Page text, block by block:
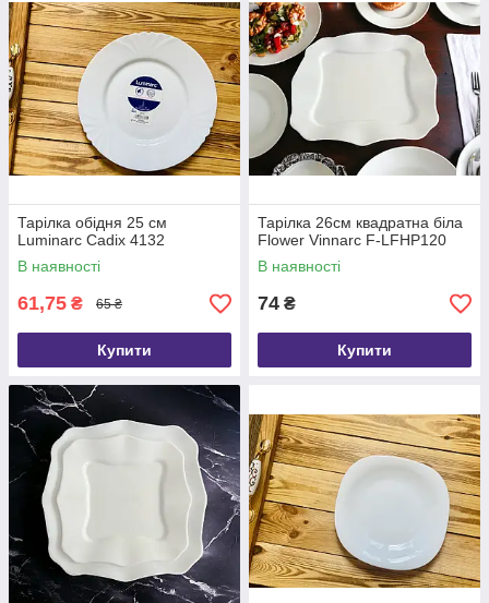
Тарілка обідня 25 см
Luminarc Cadix 4132
В наявності
61,75 ₴ 65 ₴
Купити
Тарілка 26см квадратна біла
Flower Vinnarc F-LFHP120
В наявності
74 ₴
Купити